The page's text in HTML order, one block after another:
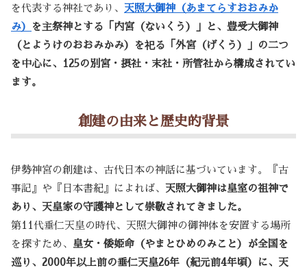
を代表する神社であり、 天照大御神（あまてらすおおみか
み）
を主祭神とする「内宮（ないくう）」と、豊受大御神
（とようけのおおみかみ）を祀る「外宮（げくう）」の二つ
を中心に、125の別宮・摂社・末社・所管社から構成されてい
ます。
創建の由来と歴史的背景
伊勢神宮の創建は、古代日本の神話に基づいています。『古
事記』や『日本書紀』によれば、 天照大御神は皇室の祖神で
あり、天皇家の守護神として崇敬されてきました。
第11代垂仁天皇の時代、天照大御神の御神体を安置する場所
を探すため、
皇女・倭姫命（やまとひめのみこと）が全国を
巡り、2000年以上前の垂仁天皇26年（紀元前4年頃）に、天